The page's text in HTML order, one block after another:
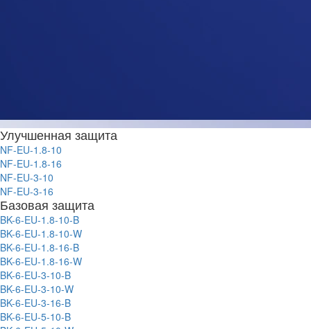
Улучшенная защита
NF-EU-1.8-10
NF-EU-1.8-16
NF-EU-3-10
NF-EU-3-16
Базовая защита
BK-6-EU-1.8-10-B
BK-6-EU-1.8-10-W
BK-6-EU-1.8-16-B
BK-6-EU-1.8-16-W
BK-6-EU-3-10-B
BK-6-EU-3-10-W
BK-6-EU-3-16-B
BK-6-EU-5-10-B